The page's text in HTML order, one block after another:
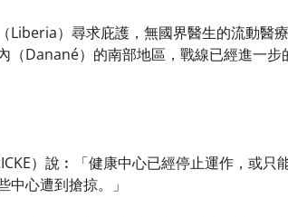
Liberia）尋求庇護，無國界醫生的流動醫
（Danané）的南部地區，戰線已經進一
）說︰「健康中心已經停止運作，或
心遭到搶掠。」